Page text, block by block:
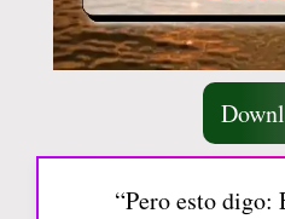
“Pero esto digo: